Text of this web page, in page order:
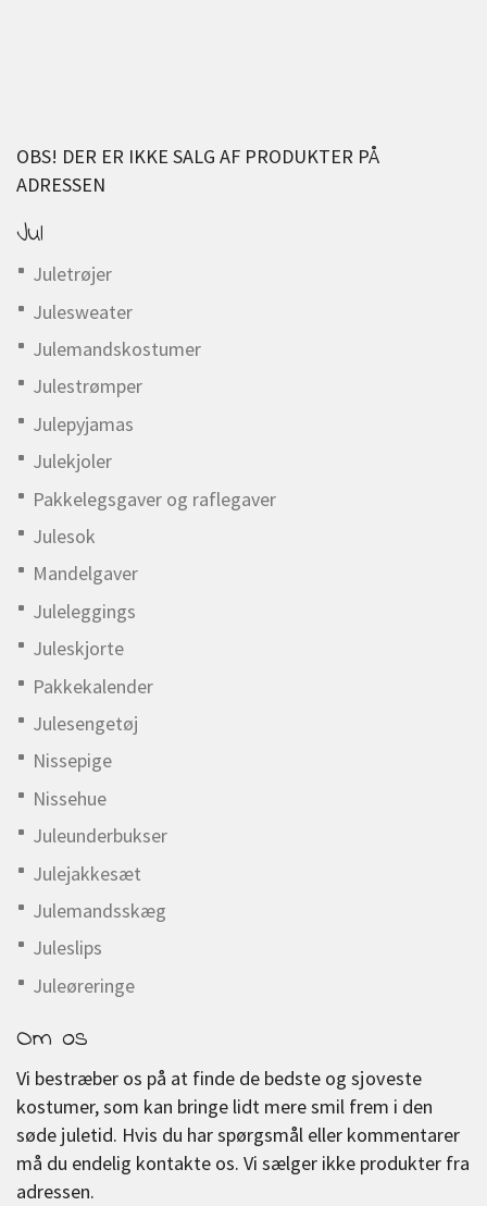
OBS! DER ER IKKE SALG AF PRODUKTER PÅ
ADRESSEN
Jul
Juletrøjer
Julesweater
Julemandskostumer
Julestrømper
Julepyjamas
Julekjoler
Pakkelegsgaver og raflegaver
Julesok
Mandelgaver
Juleleggings
Juleskjorte
Pakkekalender
Julesengetøj
Nissepige
Nissehue
Juleunderbukser
Julejakkesæt
Julemandsskæg
Juleslips
Juleøreringe
Om os
Vi bestræber os på at finde de bedste og sjoveste
kostumer, som kan bringe lidt mere smil frem i den
søde juletid. Hvis du har spørgsmål eller kommentarer
må du endelig kontakte os. Vi sælger ikke produkter fra
adressen.